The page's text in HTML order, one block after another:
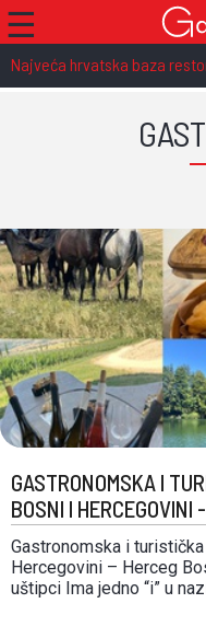
☰
Najveća hrvatska baza
GASTRONOMSKA I
BOSNI I HERCEGOVINI
Gastronomska i
Hercegovini – Herceg
uštipci Ima jedno “i” u